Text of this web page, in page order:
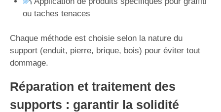
ou taches tenaces
Chaque méthode est choisie selon la nature du
support (enduit, pierre, brique, bois) pour éviter tout
dommage.
Réparation et traitement des
supports : garantir la solidité